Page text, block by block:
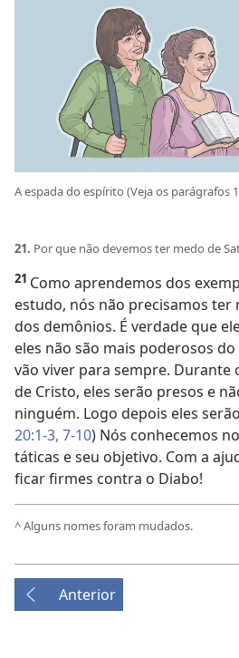
A espada do espírito (Veja os parágrafos
21. Por que não devemos ter medo de
21 Como aprendemos dos
estudo, nós não precisamos ter
dos demônios. É verdade que
eles não são mais poderosos do
vão viver para sempre. Durante
de Cristo, eles serão presos e
ninguém. Logo depois eles
20:1-3, 7-10) Nós conhecemos
táticas e seu objetivo. Com a
ficar firmes contra o Diabo!
^Alguns nomes foram mudados.
Anterior